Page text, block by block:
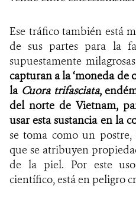
Ese tráfico también está
de sus partes para la
supuestamente
capturan a la ‘moneda de
la Cuora trifasciata,
del norte de Vietnam,
usar esta sustancia en la
se toma como un postre,
que se atribuyen
de la piel. Por este
científico, está en peligro